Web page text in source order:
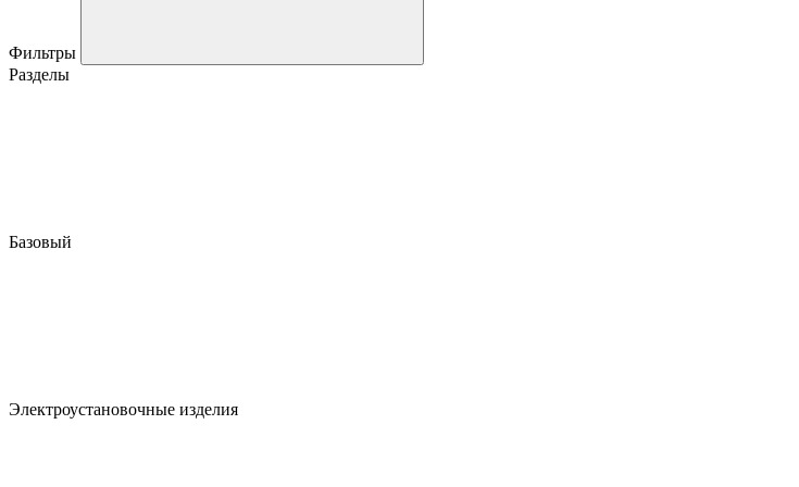
Фильтры
Разделы
Базовый
Электроустановочные изделия